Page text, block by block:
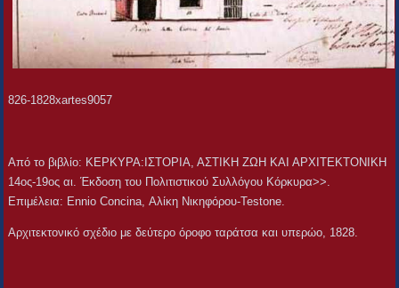
826-1828xartes9057
Aπό το βιβλίο: ΚΕΡΚΥΡΑ:ΙΣΤΟΡΙΑ, ΑΣΤΙΚΗ ΖΩΗ ΚΑΙ ΑΡΧΙΤΕΚΤΟΝΙΚΗ
14ος-19ος αι. Έκδοση του Πολιτιστικού Συλλόγου Κόρκυρα>>.
Επιμέλεια: Ennio Concina, Αλίκη Νικηφόρου-Testone.
Αρχιτεκτονικό σχέδιο με δεύτερο όροφο ταράτσα και υπερώο, 1828.